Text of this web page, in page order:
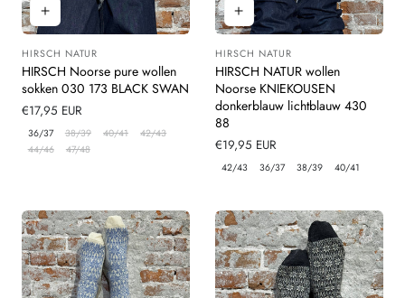
Leverancier:
HIRSCH NATUR
HIRSCH Noorse pure wollen
sokken 030 173 BLACK SWAN
Normale
prijs
€17,95 EUR
36/37 38/39 40/41
42/43
44/46
47/48
Leverancier:
HIRSCH NATUR
HIRSCH NATUR wollen
Noorse KNIEKOUSEN
donkerblauw lichtblauw 430
88
Normale
prijs
€19,95 EUR
42/43 36/37 38/39 40/41